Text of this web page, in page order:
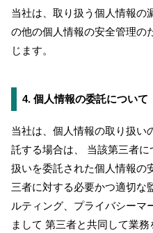
当社は、取り扱う個人情報の
の他の個人情報の安全管理の
じます。
4. 個人情報の委託について
当社は、個人情報の取り扱い
託する場合は、 当該第三者
扱いを委託された個人情報の
三者に対する必要かつ適切な
ルティング、プライバシーマ
まして 第三者と共同して業